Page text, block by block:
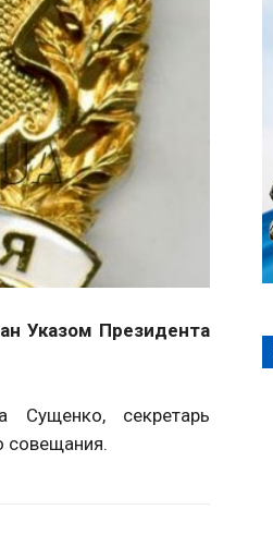
Указом Президента
секретарь
совещания.